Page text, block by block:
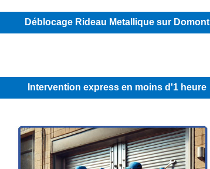
Déblocage Rideau Metallique sur Domont
Intervention express en moins d'1 heure